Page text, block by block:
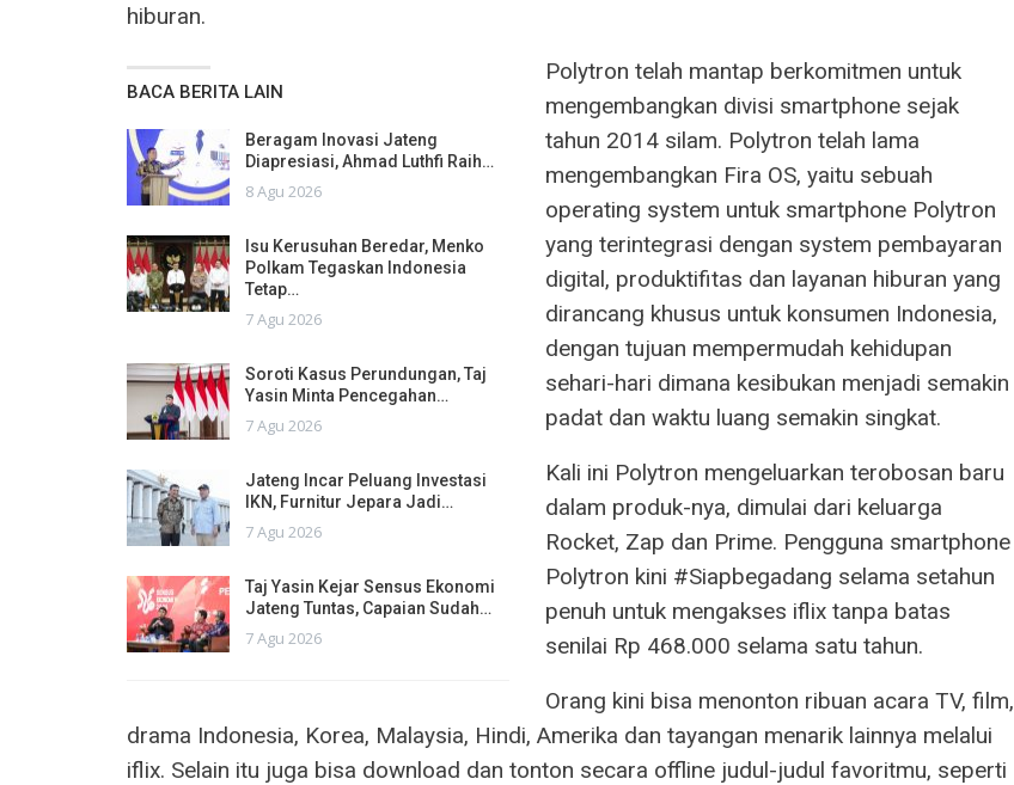
hiburan.
BACA BERITA LAIN
Beragam Inovasi Jateng
Diapresiasi, Ahmad Luthfi Raih…
8 Agu 2026
Isu Kerusuhan Beredar, Menko
Polkam Tegaskan Indonesia
Tetap…
7 Agu 2026
Soroti Kasus Perundungan, Taj
Yasin Minta Pencegahan…
7 Agu 2026
Jateng Incar Peluang Investasi
IKN, Furnitur Jepara Jadi…
7 Agu 2026
Taj Yasin Kejar Sensus Ekonomi
Jateng Tuntas, Capaian Sudah…
7 Agu 2026
Polytron telah mantap berkomitmen untuk
mengembangkan divisi smartphone sejak
tahun 2014 silam. Polytron telah lama
mengembangkan Fira OS, yaitu sebuah
operating system untuk smartphone Polytron
yang terintegrasi dengan system pembayaran
digital, produktifitas dan layanan hiburan yang
dirancang khusus untuk konsumen Indonesia,
dengan tujuan mempermudah kehidupan
sehari-hari dimana kesibukan menjadi semakin
padat dan waktu luang semakin singkat.
Kali ini Polytron mengeluarkan terobosan baru
dalam produk-nya, dimulai dari keluarga
Rocket, Zap dan Prime. Pengguna smartphone
Polytron kini #Siapbegadang selama setahun
penuh untuk mengakses iflix tanpa batas
senilai Rp 468.000 selama satu tahun.
Orang kini bisa menonton ribuan acara TV, film,
drama Indonesia, Korea, Malaysia, Hindi, Amerika dan tayangan menarik lainnya melalui
iflix. Selain itu juga bisa download dan tonton secara offline judul-judul favoritmu, seperti